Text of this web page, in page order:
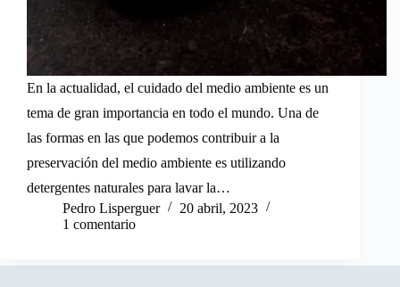
En la actualidad, el cuidado del medio ambiente es un
tema de gran importancia en todo el mundo. Una de
las formas en las que podemos contribuir a la
preservación del medio ambiente es utilizando
detergentes naturales para lavar la…
Pedro Lisperguer
20 abril, 2023
1 comentario